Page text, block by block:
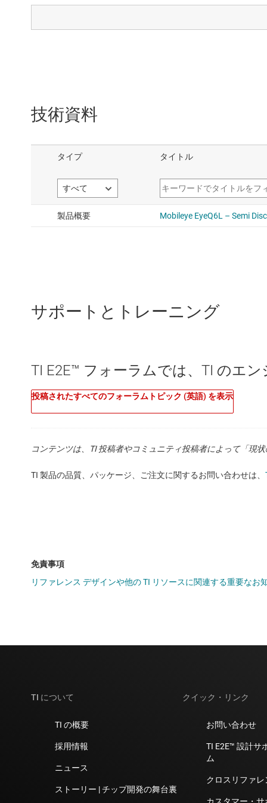
DC/
TPS62871-Q1 —車載、2.7V
データシート: PDF | HTML
TPS62872-Q1—車載用、
データシート: PDF | HTML
DC/DC コンバータ
TPS62875-Q1—車載、2.7V
HTML
TPS62876-Q1 車載、
技術資料
サポートとトレーニング
TI E2E™ フォーラムでは、TI のエ
投稿されたすべてのフォーラムトピック (英語) を表示
コンテンツは、TI 投稿者やコミュニティ投稿者によって「現
TI 製品の品質、パッケージ、ご注文に関するお問い合わせは、
免責事項
リファレンス デザインや他の TI リソースに関連する重要なお
TI について
TI の概要
採用情報
ニュース
ストーリー | チップ開発の舞台裏
クイック・リンク
お問い合わせ
TI E2E™ 設計サ
ム
クロスリファレ